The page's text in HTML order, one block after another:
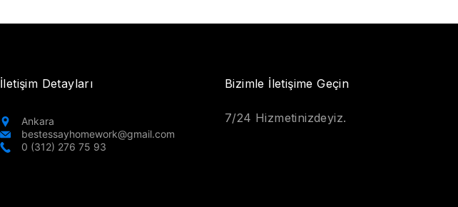
İletişim Detayları
Ankara
bestessayhomework@gmail.com
0 (312) 276 75 93
Bizimle İletişime Geçin
7/24 Hizmetinizdeyiz.